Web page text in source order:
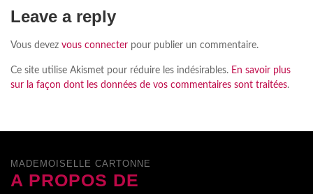
Leave a reply
Vous devez vous connecter pour publier un commentaire.
Ce site utilise Akismet pour réduire les indésirables. En savoir plus
sur la façon dont les données de vos commentaires sont traitées.
MADEMOISELLE CARTONNE
A PROPOS DE